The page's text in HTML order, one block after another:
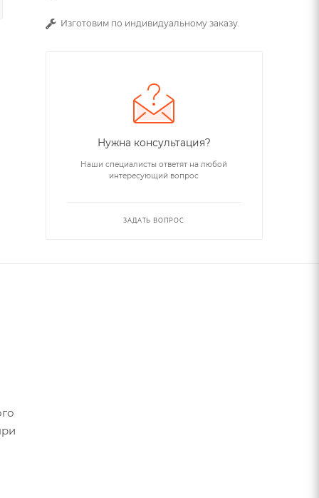
Изготовим по индивидуальному заказу.
Нужна консультация?
Наши специалисты ответят на любой
интересующий вопрос
ЗАДАТЬ ВОПРОС